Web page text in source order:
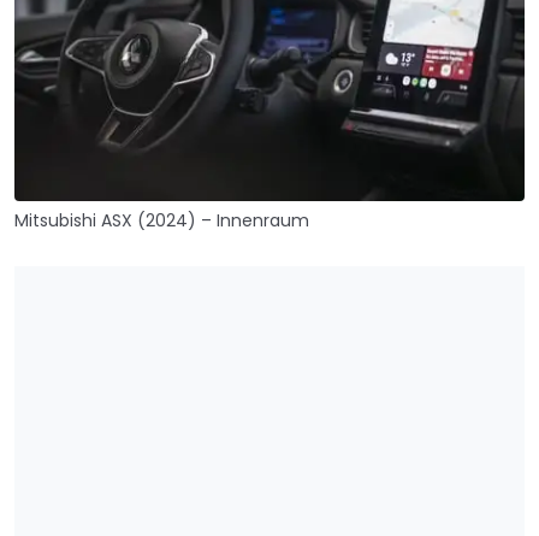
Mitsubishi ASX (2024) – Innenraum